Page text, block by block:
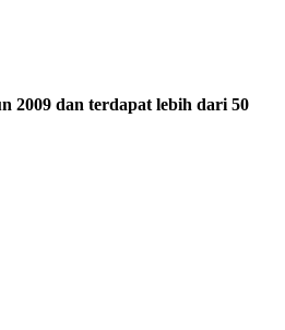
2009 dan terdapat lebih dari 50